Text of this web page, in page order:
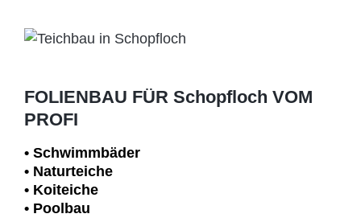
FOLIENBAU FÜR Schopfloch VOM
PROFI
• Schwimm­bäder
• Naturteiche
• Koiteiche
• Poolbau